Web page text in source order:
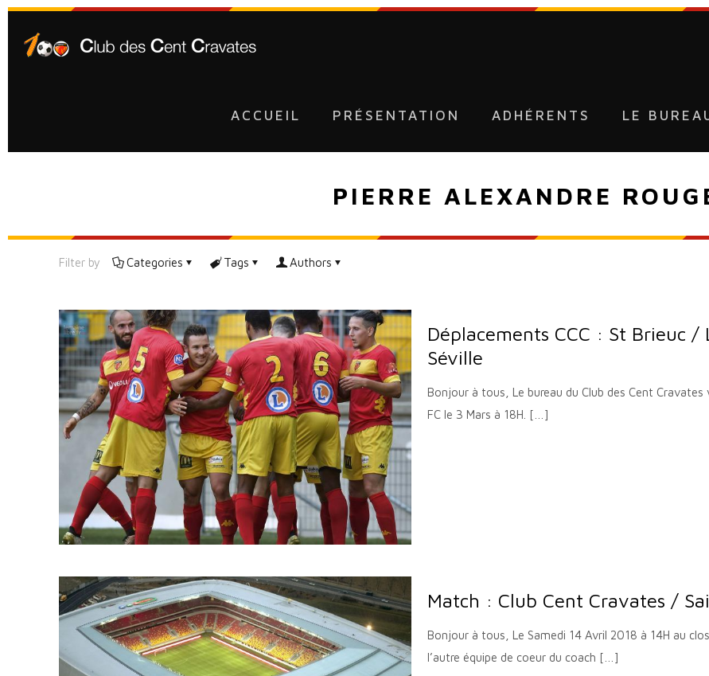
ACCUEIL PRÉSENTATION ADHÉRENTS LE
PIERRE ALEXANDRE
Filter by Categories Tags Authors
Déplacements CCC : St Brieuc /
Séville
Bonjour à tous, Le bureau du Club des Cent
FC le 3 Mars à 18H. […]
Match : Club Cent Cravates /
Bonjour à tous, Le Samedi 14 Avril 2018 à 14H au
l’autre équipe de coeur du coach […]